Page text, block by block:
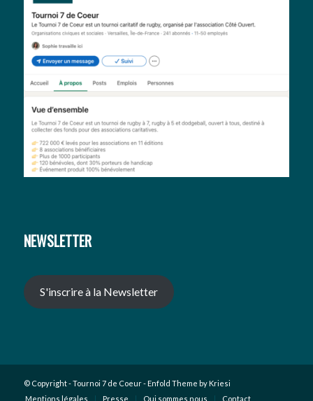
NEWSLETTER
S'inscrire à la Newsletter
© Copyright -Tournoi 7 de Coeur- Enfold Theme by Kriesi
Mentions légales
Presse Qui sommes nous Contact